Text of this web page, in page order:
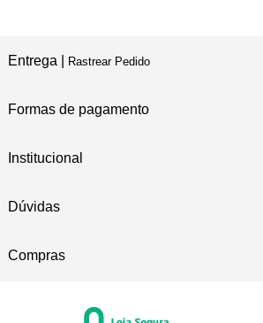
Entrega | Rastrear Pedido
Formas de pagamento
Institucional
Dúvidas
Compras